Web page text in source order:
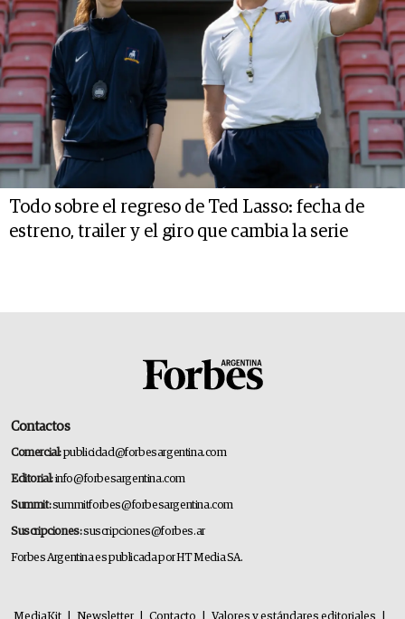
Todo sobre el regreso de Ted Lasso: fecha de
estreno, trailer y el giro que cambia la serie
Contactos
Comercial:publicidad@forbesargentina.com
Editorial:info@forbesargentina.com
Summit:summitforbes@forbesargentina.com
Suscripciones:suscripciones@forbes.ar
Forbes Argentina es publicada por HT Media SA.
MediaKit Newsletter Contacto Valores y estándares editoriales